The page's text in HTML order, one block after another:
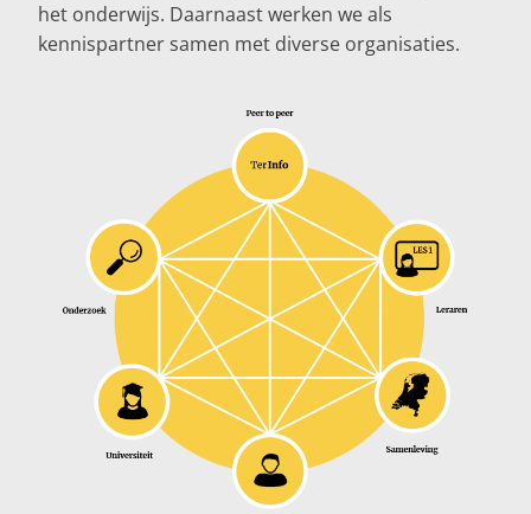
het onderwijs. Daarnaast werken we als
kennispartner samen met diverse organisaties.